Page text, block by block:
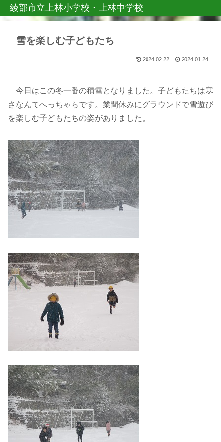
綾部市立上林小学校・上林中学校
雪を楽しむ子どもたち
2024.02.22 2024.01.24
今日はこの冬一番の積雪となりました。子どもたちは寒
さなんてへっちゃらです。業間休みにグラウンドで雪遊び
を楽しむ子どもたちの姿がありました。